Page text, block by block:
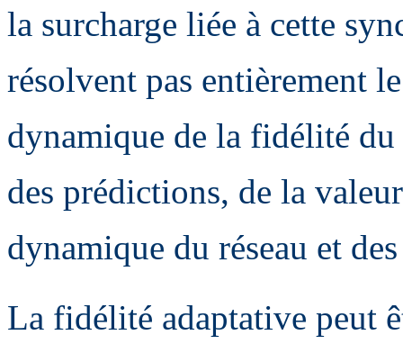
la surcharge liée à cette
résolvent pas entièrement
dynamique de la fidélité
des prédictions, de la
dynamique du réseau et
La fidélité adaptative peut